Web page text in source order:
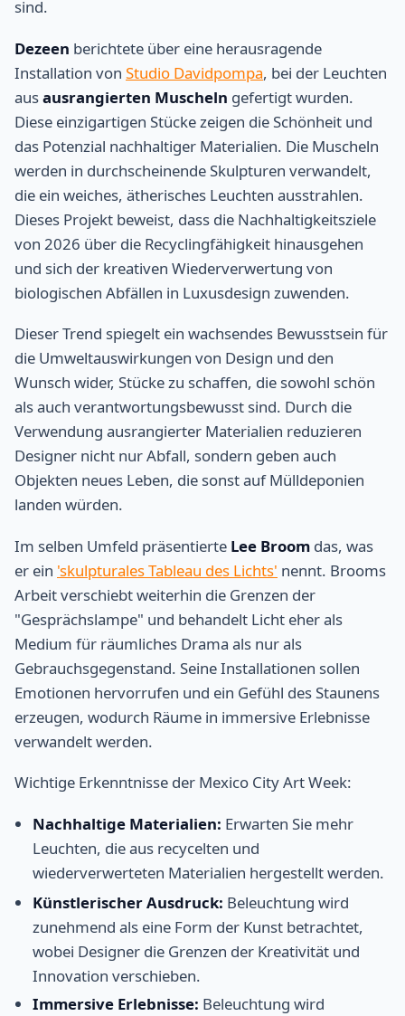
sind.
Dezeen berichtete über eine herausragende
Installation von Studio Davidpompa, bei der Leuchten
ausausrangierten Muscheln gefertigt wurden.
Diese einzigartigen Stücke zeigen die Schönheit und
das Potenzial nachhaltiger Materialien. Die Muscheln
werden in durchscheinende Skulpturen verwandelt,
die ein weiches, ätherisches Leuchten ausstrahlen.
Dieses Projekt beweist, dass die Nachhaltigkeitsziele
von 2026 über die Recyclingfähigkeit hinausgehen
und sich der kreativen Wiederverwertung von
biologischen Abfällen in Luxusdesign zuwenden.
Dieser Trend spiegelt ein wachsendes Bewusstsein für
die Umweltauswirkungen von Design und den
Wunsch wider, Stücke zu schaffen, die sowohl schön
als auch verantwortungsbewusst sind. Durch die
Verwendung ausrangierter Materialien reduzieren
Designer nicht nur Abfall, sondern geben auch
Objekten neues Leben, die sonst auf Mülldeponien
landen würden.
Im selben Umfeld präsentierte Lee Broom das, was
er ein 'skulpturales Tableau des Lichts' nennt. Brooms
Arbeit verschiebt weiterhin die Grenzen der
"Gesprächslampe" und behandelt Licht eher als
Medium für räumliches Drama als nur als
Gebrauchsgegenstand. Seine Installationen sollen
Emotionen hervorrufen und ein Gefühl des Staunens
erzeugen, wodurch Räume in immersive Erlebnisse
verwandelt werden.
Wichtige Erkenntnisse der Mexico City Art Week:
Nachhaltige Materialien: Erwarten Sie mehr
Leuchten, die aus recycelten und
wiederverwerteten Materialien hergestellt werden.
Künstlerischer Ausdruck: Beleuchtung wird
zunehmend als eine Form der Kunst betrachtet,
wobei Designer die Grenzen der Kreativität und
Innovation verschieben.
Immersive Erlebnisse: Beleuchtung wird